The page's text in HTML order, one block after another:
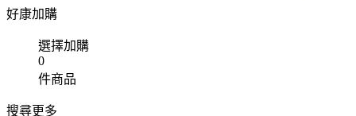
好康加購
選擇加購
0
件商品
搜尋更多